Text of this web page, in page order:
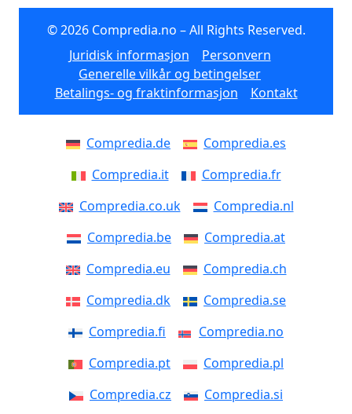
© 2026 Compredia.no – All Rights Reserved.
Juridisk informasjon
Personvern
Generelle vilkår og betingelser
Betalings- og fraktinformasjon
Kontakt
Compredia.de
Compredia.es
Compredia.it
Compredia.fr
Compredia.co.uk
Compredia.nl
Compredia.be
Compredia.at
Compredia.eu
Compredia.ch
Compredia.dk
Compredia.se
Compredia.fi
Compredia.no
Compredia.pt
Compredia.pl
Compredia.cz
Compredia.si